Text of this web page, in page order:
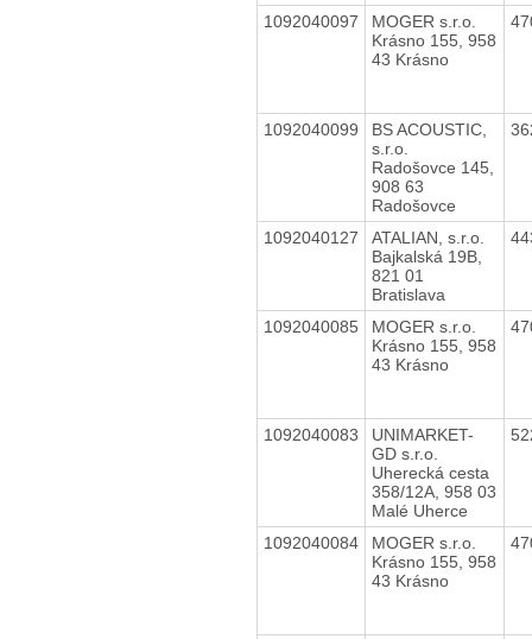
1092040097
MOGER s.r.o.
Krásno 155, 958
43 Krásno
1092040099
BS ACOUSTIC,
s.r.o.
Radošovce 145,
908 63
Radošovce
1092040127
ATALIAN, s.r.o.
Bajkalská 19B,
821 01
Bratislava
1092040085
MOGER s.r.o.
Krásno 155, 958
43 Krásno
1092040083
UNIMARKET-
GD s.r.o.
Uherecká cesta
358/12A, 958 03
Malé Uherce
1092040084
MOGER s.r.o.
Krásno 155, 958
43 Krásno